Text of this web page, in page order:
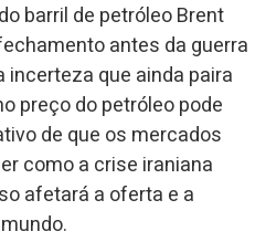
barril de petróleo Brent
antes da guerra
incerteza que ainda paira
preço do petróleo pode
de que os mercados
como a crise iraniana
afetará a oferta e a